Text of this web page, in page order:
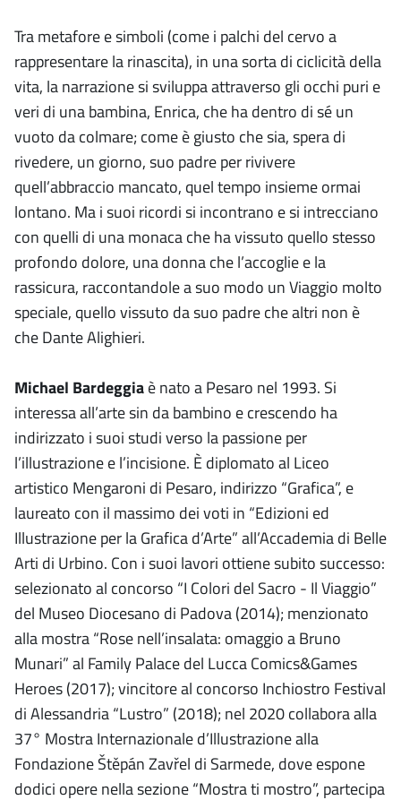
Tra metafore e simboli (come i palchi del cervo a
rappresentare la rinascita), in una sorta di ciclicità della
vita, la narrazione si sviluppa attraverso gli occhi puri e
veri di una bambina, Enrica, che ha dentro di sé un
vuoto da colmare; come è giusto che sia, spera di
rivedere, un giorno, suo padre per rivivere
quell’abbraccio mancato, quel tempo insieme ormai
lontano. Ma i suoi ricordi si incontrano e si intrecciano
con quelli di una monaca che ha vissuto quello stesso
profondo dolore, una donna che l’accoglie e la
rassicura, raccontandole a suo modo un Viaggio molto
speciale, quello vissuto da suo padre che altri non è
che Dante Alighieri.
Michael Bardeggiaè nato a Pesaro nel 1993. Si
interessa all’arte sin da bambino e crescendo ha
indirizzato i suoi studi verso la passione per
l’illustrazione e l’incisione. È diplomato al Liceo
artistico Mengaroni di Pesaro, indirizzo “Grafica”, e
laureato con il massimo dei voti in “Edizioni ed
Illustrazione per la Grafica d’Arte” all’Accademia di Belle
Arti di Urbino. Con i suoi lavori ottiene subito successo:
selezionato al concorso “I Colori del Sacro - Il Viaggio”
del Museo Diocesano di Padova (2014); menzionato
alla mostra “Rose nell’insalata: omaggio a Bruno
Munari” al Family Palace del Lucca Comics&Games
Heroes (2017); vincitore al concorso Inchiostro Festival
di Alessandria “Lustro” (2018); nel 2020 collabora alla
37° Mostra Internazionale d’Illustrazione alla
Fondazione Štěpán Zavřel di Sarmede, dove espone
dodici opere nella sezione “Mostra ti mostro”, partecipa